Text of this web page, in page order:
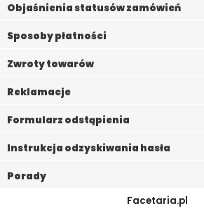
Objaśnienia statusów zamówień
Sposoby płatności
Zwroty towarów
Reklamacje
Formularz odstąpienia
Instrukcja odzyskiwania hasła
Porady
Facetaria.pl